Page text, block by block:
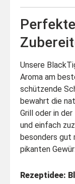
Perfekte
Unsere
Aroma am
schützende
bewahrt die
Grill oder in
und einfach
besonders gut
pikanten
Rezeptidee: